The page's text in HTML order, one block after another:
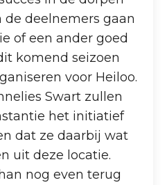
de deelnemers gaan
of een ander goed
komend seizoen
voor Heiloo.
Swart zullen
het initiatief
dat ze daarbij wat
uit deze locatie.
nog even terug